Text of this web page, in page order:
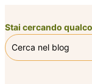
al
contenuto
Stai cercando